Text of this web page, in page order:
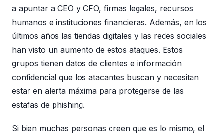
a apuntar a CEO y CFO, firmas legales, recursos
humanos e instituciones financieras. Además, en los
últimos años las tiendas digitales y las redes sociales
han visto un aumento de estos ataques. Estos
grupos tienen datos de clientes e información
confidencial que los atacantes buscan y necesitan
estar en alerta máxima para protegerse de las
estafas de phishing.
Si bien muchas personas creen que es lo mismo, el